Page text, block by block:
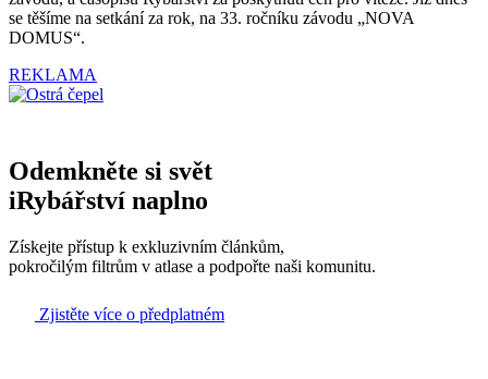
se těšíme na setkání za rok, na 33. ročníku závodu „NOVA
DOMUS“.
REKLAMA
Odemkněte si svět
iRybářství naplno
Získejte přístup k exkluzivním článkům,
pokročilým filtrům v atlase a podpořte naši komunitu.
Zjistěte více o předplatném